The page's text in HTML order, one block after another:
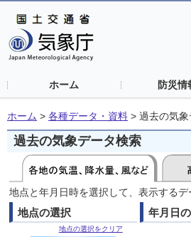
ホーム 防災情
ホーム > 各種データ・資料 > 過去の気
過去の気象データ検索
地点と年月日時を選択して、表示する
地点の選択
地点の選択をクリア
年月日